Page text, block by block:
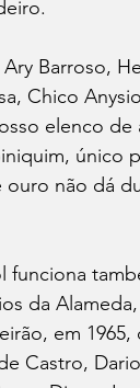
Barroso,
Chico
elenco de
único
não dá
da
em
Castro,